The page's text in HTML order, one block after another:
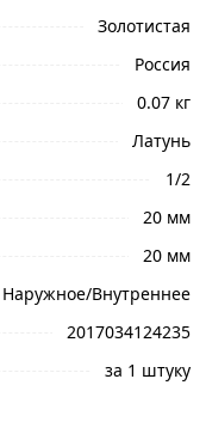
сделать
Золотистая
Россия
0.07 кг
Латунь
1/2
20 мм
20 мм
Наружное/Внутреннее
2017034124235
за 1 штуку